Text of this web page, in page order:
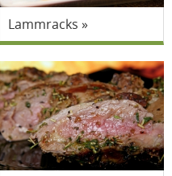
Lammracks